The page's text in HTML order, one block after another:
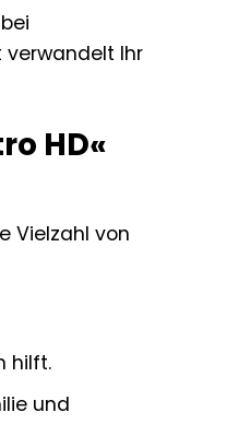
verwandelt Ihr
HD«
Vielzahl von
hilft.
und